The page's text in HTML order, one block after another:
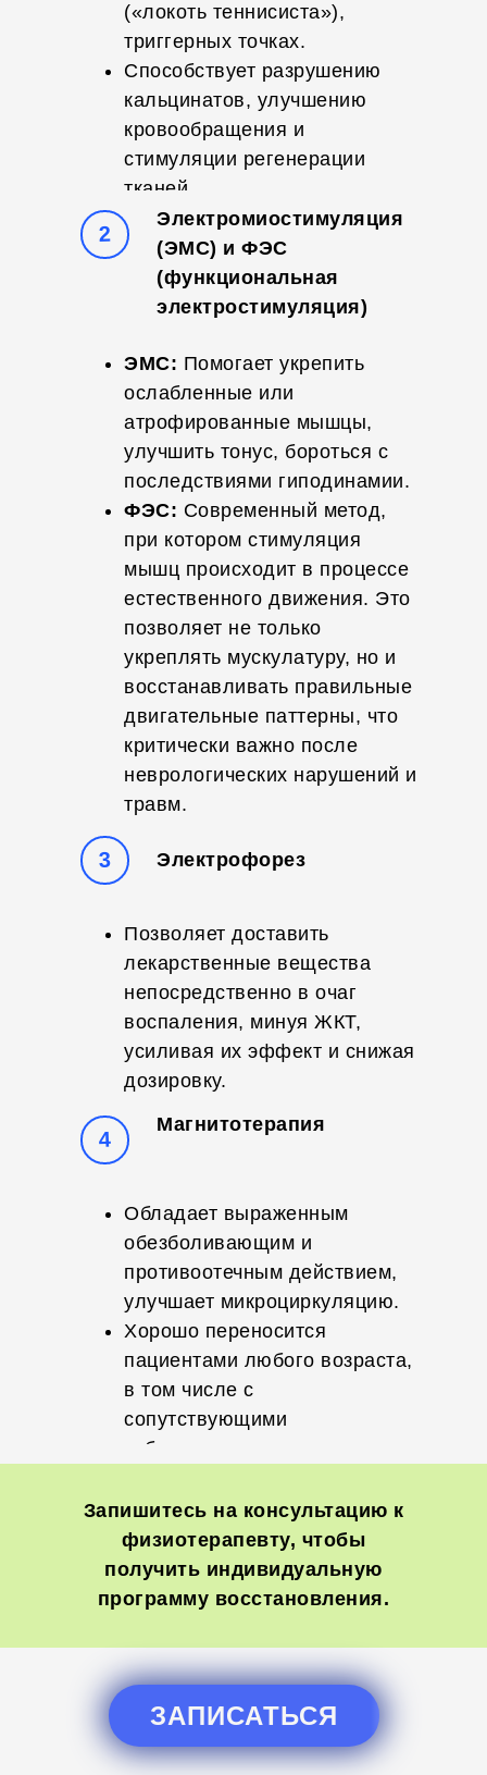
(«локоть теннисиста»),
триггерных точках.
Способствует разрушению
кальцинатов, улучшению
кровообращения и
стимуляции регенерации
тканей.
Электромиостимуляция
(ЭМС) и ФЭС
(функциональная
электростимуляция)
ЭМС: Помогает укрепить
ослабленные или
атрофированные мышцы,
улучшить тонус, бороться с
последствиями гиподинамии.
ФЭС: Современный метод,
при котором стимуляция
мышц происходит в процессе
естественного движения. Это
позволяет не только
укреплять мускулатуру, но и
восстанавливать правильные
двигательные паттерны, что
критически важно после
неврологических нарушений и
травм.
2
Электрофорез
Позволяет доставить
лекарственные вещества
непосредственно в очаг
воспаления, минуя ЖКТ,
усиливая их эффект и снижая
дозировку.
3
Магнитотерапия
Обладает выраженным
обезболивающим и
противоотечным действием,
улучшает микроциркуляцию.
Хорошо переносится
пациентами любого возраста,
в том числе с
сопутствующими
заболеваниями.
4
Запишитесь на консультацию к
физиотерапевту, чтобы
получить индивидуальную
программу восстановления.
ЗАПИСАТЬСЯ